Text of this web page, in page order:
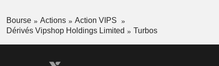
Bourse Actions
Action VIPS
Dérivés Vipshop Holdings Limited
Turbos